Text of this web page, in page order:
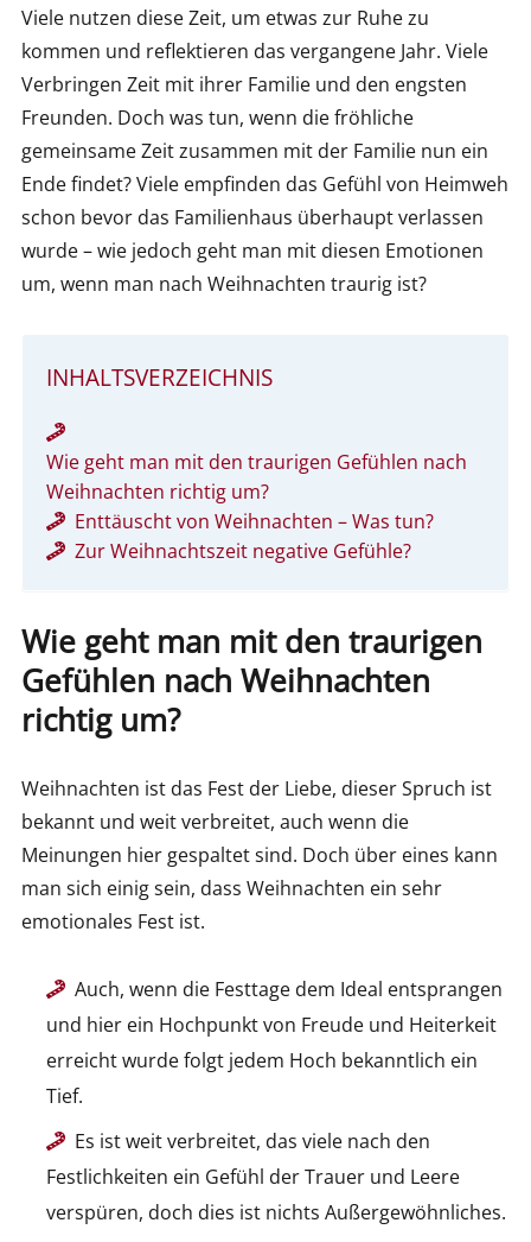
Viele nutzen diese Zeit, um etwas zur Ruhe zu
kommen und reflektieren das vergangene Jahr. Viele
Verbringen Zeit mit ihrer Familie und den engsten
Freunden. Doch was tun, wenn die fröhliche
gemeinsame Zeit zusammen mit der Familie nun ein
Ende findet? Viele empfinden das Gefühl von Heimweh
schon bevor das Familienhaus überhaupt verlassen
wurde – wie jedoch geht man mit diesen Emotionen
um, wenn man nach Weihnachten traurig ist?
INHALTSVERZEICHNIS
Wie geht man mit den traurigen Gefühlen nach
Weihnachten richtig um?
Enttäuscht von Weihnachten – Was tun?
Zur Weihnachtszeit negative Gefühle?
Wie geht man mit den traurigen
Gefühlen nach Weihnachten
richtig um?
Weihnachten ist das Fest der Liebe, dieser Spruch ist
bekannt und weit verbreitet, auch wenn die
Meinungen hier gespaltet sind. Doch über eines kann
man sich einig sein, dass Weihnachten ein sehr
emotionales Fest ist.
Auch, wenn die Festtage dem Ideal entsprangen
und hier ein Hochpunkt von Freude und Heiterkeit
erreicht wurde folgt jedem Hoch bekanntlich ein
Tief.
Es ist weit verbreitet, das viele nach den
Festlichkeiten ein Gefühl der Trauer und Leere
verspüren, doch dies ist nichts Außergewöhnliches.